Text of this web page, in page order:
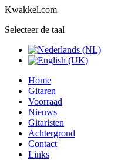
Kwakkel.com
Selecteer de taal
Home
Gitaren
Voorraad
Nieuws
Gitaristen
Achtergrond
Contact
Links